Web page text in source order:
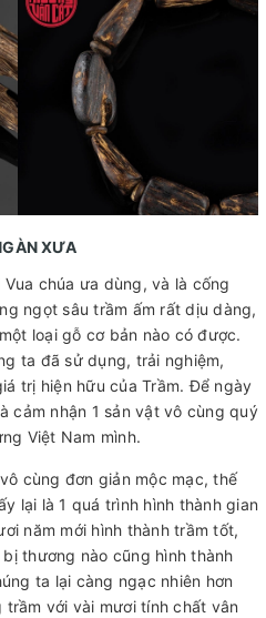
XƯA
chúa ưa dùng, và là cống
ngọt sâu trầm ấm rất dịu dàng,
loại gỗ cơ bản nào có được.
ta đã sử dụng, trải nghiệm,
trị hiện hữu của Trầm. Để ngày
cảm nhận 1 sản vật vô cùng quý
Việt Nam mình.
cùng đơn giản mộc mạc, thế
lại là 1 quá trình hình thành gian
năm mới hình thành trầm tốt,
thương nào cũng hình thành
ta lại càng ngạc nhiên hơn
với vài mươi tính chất vân